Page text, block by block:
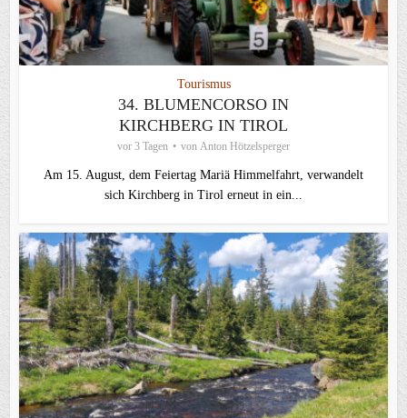
Tourismus
34. BLUMENCORSO IN
KIRCHBERG IN TIROL
vor 3 Tagen von Anton Hötzelsperger
Am 15. August, dem Feiertag Mariä Himmelfahrt, verwandelt
sich Kirchberg in Tirol erneut in ein...